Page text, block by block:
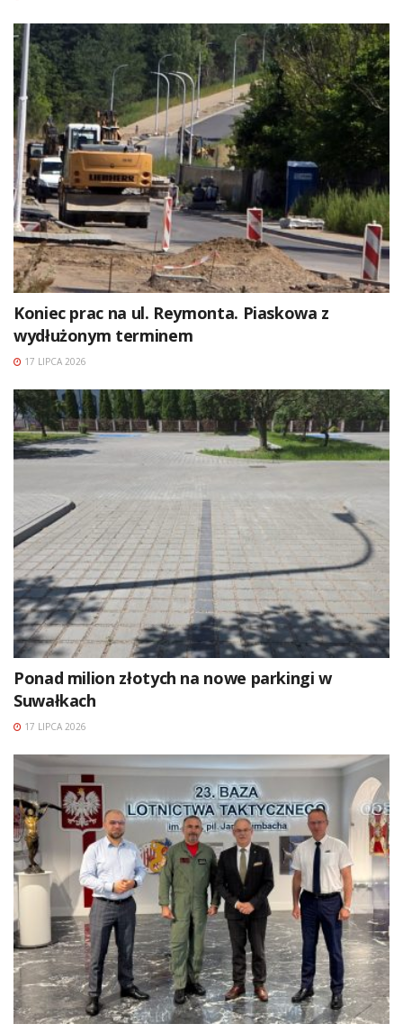
Koniec prac na ul. Reymonta. Piaskowa z
wydłużonym terminem
17 LIPCA 2026
Ponad milion złotych na nowe parkingi w
Suwałkach
17 LIPCA 2026